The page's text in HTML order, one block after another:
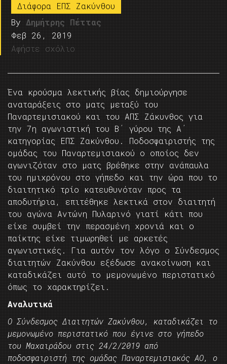
Διάφορα ΕΠΣ Ζακύνθου
By Δημήτρης Πέττας
Φεβ 26, 2019
Αφήστε σχόλιο
Ένα κρούσμα λεκτικής βίας δημιούργησε
αναταράξεις στο ματς μεταξύ του
Παναρτεμισιακού και του ΑΠΣ Ζάκυνθος για
την 7η αγωνιστική του Β΄ γύρου της Α΄
κατηγορίας ΕΠΣ Ζακύνθου. Ποδοσφαιριστής της
ομάδας του Παναρτεμισιακού ο οποίος δεν
αγωνιζόταν στο ματς βρέθηκε στην ανάπαυλα
του ημιχρόνου στο γήπεδο και την ώρα που το
διαιτητικό τρίο κατευθυνόταν προς τα
αποδυτήρια, επιτέθηκε λεκτικά στον διαιτητή
του αγώνα Αντώνη Πυλαρινό γιατί κάτι που
είχε συμβεί την περασμένη χρονιά και ο
παίκτης είχε τιμωρηθεί με αρκετές
αγωνιστικές. Για αυτόν τον λόγο ο Σύνδεσμος
διαιτητών Ζακύνθου εξέδωσε ανακοίνωση και
καταδικάζει αυτό το μεμονωμένο περιστατικό
όπως το χαρακτηρίζει.
Αναλυτικά
Ο Σύνδεσμος Διαιτητών Ζακύνθου, καταδικάζει το
μεμονωμένο περιστατικό που έγινε στο γήπεδο
του Μαχαιράδου στις 24/2/2019 από
ποδοσφαιριστή της ομάδας Παναρτεμισιακός ΑΟ, ο